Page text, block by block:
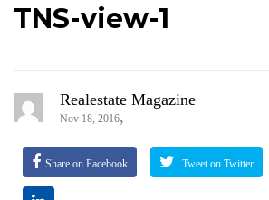
TNS-view-1
Realestate Magazine
Nov 18, 2016,
Share on Facebook Tweet on Twitter